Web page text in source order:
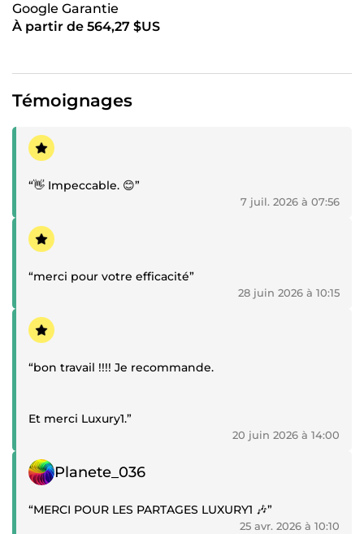
Google Garantie
À partir de 564,27 $US
Témoignages
Témoignage positif
“👋 Impeccable. 😊”
7 juil. 2026 à 07:56
Témoignage positif
“merci pour votre efficacité”
28 juin 2026 à 10:15
Témoignage positif
“bon travail !!!! Je recommande.
Et merci Luxury1.”
20 juin 2026 à 14:00
Témoignage positif
Planete_036
“MERCI POUR LES PARTAGES LUXURY1 🎶”
25 avr. 2026 à 10:10